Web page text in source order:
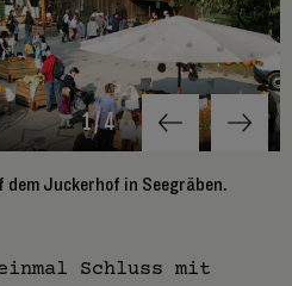
1/4
Juckerhof in Seegräben.
Schluss mit